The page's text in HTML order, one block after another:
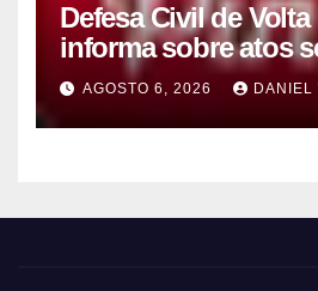
Defesa Civil de
informa sobre atos
conta de efeitos
AGOSTO 6, 2026 DANIEL